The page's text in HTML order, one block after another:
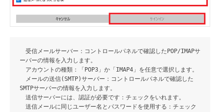
受信メールサーバー ：コントロールパネルで確認したPOP/IMAPサ
ーバーの情報を入力します。
アカウントの種類 ：「POP3」か「IMAP4」を任意で選択します。
メールの送信(SMTP)サーバー ：コントロールパネルで確認した
SMTPサーバーの情報を入力します。
送信サーバーには、認証が必要です ：チェックをいれます。
送信メールに同じユーザー名とパスワードを使用する ：チェック